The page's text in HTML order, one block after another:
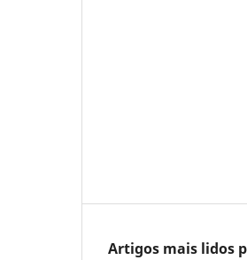
Artigos mais lidos